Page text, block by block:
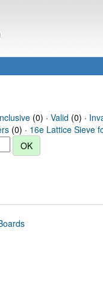
(0) · Valid (0) ·
(0) · 16e Lattice Sieve